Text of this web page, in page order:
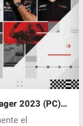
2023 (PC)
el